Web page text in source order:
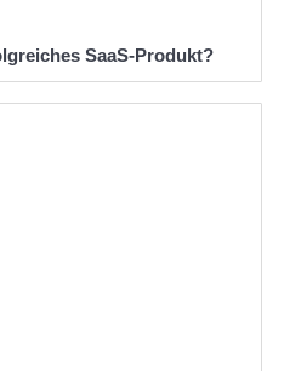
SaaS-Produkt?